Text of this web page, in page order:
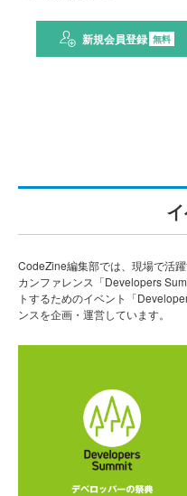
新規会員登録 無料
CodeZine編集部では、現場で活
カンファレンス「Developers
トするためのイベント「
ンスを企画・運営しています。